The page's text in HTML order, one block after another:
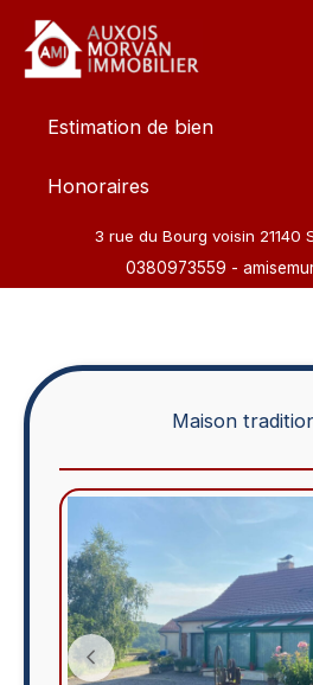
Aller
contenu
Estimation de bien
Honoraires
3 rue du Bourg voisin 21140
0380973559 -
Maison